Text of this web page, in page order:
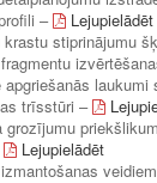
–
Lejupielādēt
krastu stiprinājumu
apgriešanās laukumi
trīsstūri –
grozījumu
Lejupielādēt